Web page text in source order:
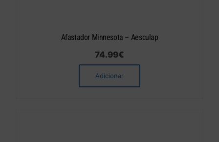
Afastador Minnesota – Aesculap
74.99€
Adicionar